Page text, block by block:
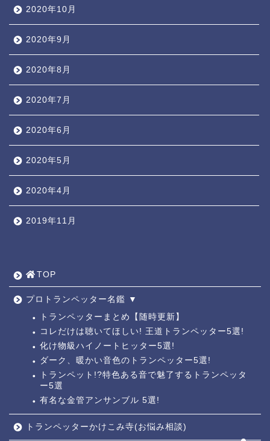
2020年10月
2020年9月
2020年8月
2020年7月
2020年6月
2020年5月
2020年4月
2019年11月
TOP
プロトランペッター名鑑 ▼
トランペッターまとめ【随時更新】
コレだけは聴いてほしい! 王道トランペッター5選!
化け物級ハイノートヒッター5選!
ダーク、暖かい音色のトランペッター5選!
トランペット!?特色ある音で魅了するトランペッタ
ー5選
有名な金管アンサンブル 5選!
トランペッターかけこみ寺(お悩み相談)
トランペッター名鑑 ┫
トランペットの練習法 ┫
お悩み相談回答┛